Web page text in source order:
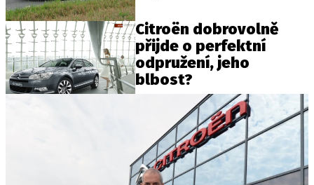
Citroën dobrovolně
přijde o perfektní
odpružení, jeho
blbost?